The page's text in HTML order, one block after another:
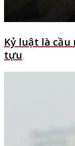
Kỷ luật là
tựu